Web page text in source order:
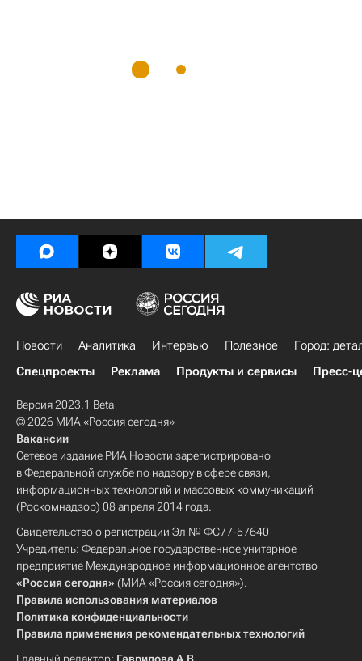
Новости Аналитика Интервью Полезное
Город:
Спецпроекты
Реклама Продукты и сервисы Пресс-
Версия 2023.1 Beta
© 2026 МИА «Россия сегодня»
Вакансии
Сетевое издание РИА Новости зарегистрировано
в Федеральной службе по надзору в сфере связи,
информационных технологий и массовых коммуникаций
(Роскомнадзор) 08 апреля 2014 года.
Свидетельство о регистрации Эл № ФС77-57640
Учредитель: Федеральное государственное унитарное
предприятие Международное информационное агентство
«Россия сегодня» (МИА «Россия сегодня»).
Правила использования материалов
Политика конфиденциальности
Правила применения рекомендательных технологий